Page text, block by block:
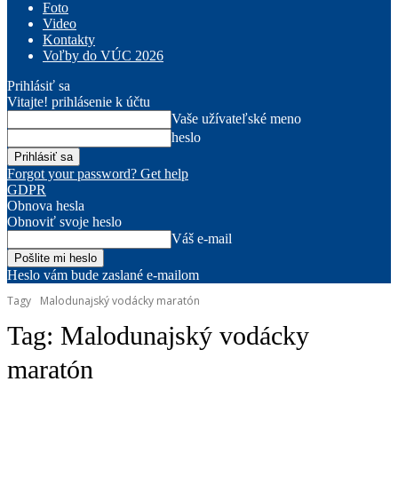
Foto
Video
Kontakty
Voľby do VÚC 2026
Prihlásiť sa
Vitajte! prihlásenie k účtu
Vaše užívateľské meno
heslo
Forgot your password? Get help
GDPR
Obnova hesla
Obnoviť svoje heslo
Váš e-mail
Heslo vám bude zaslané e-mailom
Tagy
Malodunajský vodácky maratón
Tag: Malodunajský vodácky
maratón